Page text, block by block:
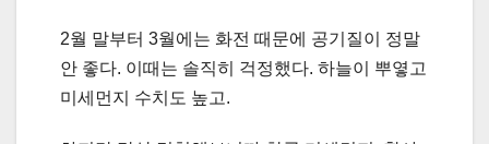
2월 말부터 3월에는 화전 때문에 공기질이 정말
안 좋다. 이때는 솔직히 걱정했다. 하늘이 뿌옇고
미세먼지 수치도 높고.